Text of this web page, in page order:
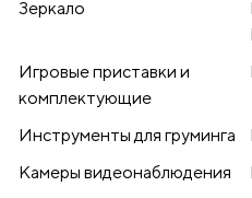
Зеркало
Игровые приставки и
комплектующие
Инструменты для груминга
Камеры видеонаблюдения